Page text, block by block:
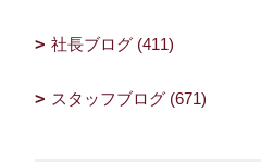
社長ブログ (411)
スタッフブログ (671)